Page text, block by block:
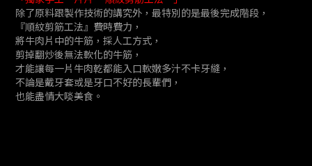
除了原料跟製作技術的講究外，最特別的是最後完成階段，
『順紋剪筋工法』費時費力，
將牛肉片中的牛筋，採人工方式，
剪掉翻炒後無法軟化的牛筋，
才能讓每一片牛肉乾都能入口軟嫩多汁不卡牙縫，
不論是戴牙套或是牙口不好的長輩們，
也能盡情大啖美食。